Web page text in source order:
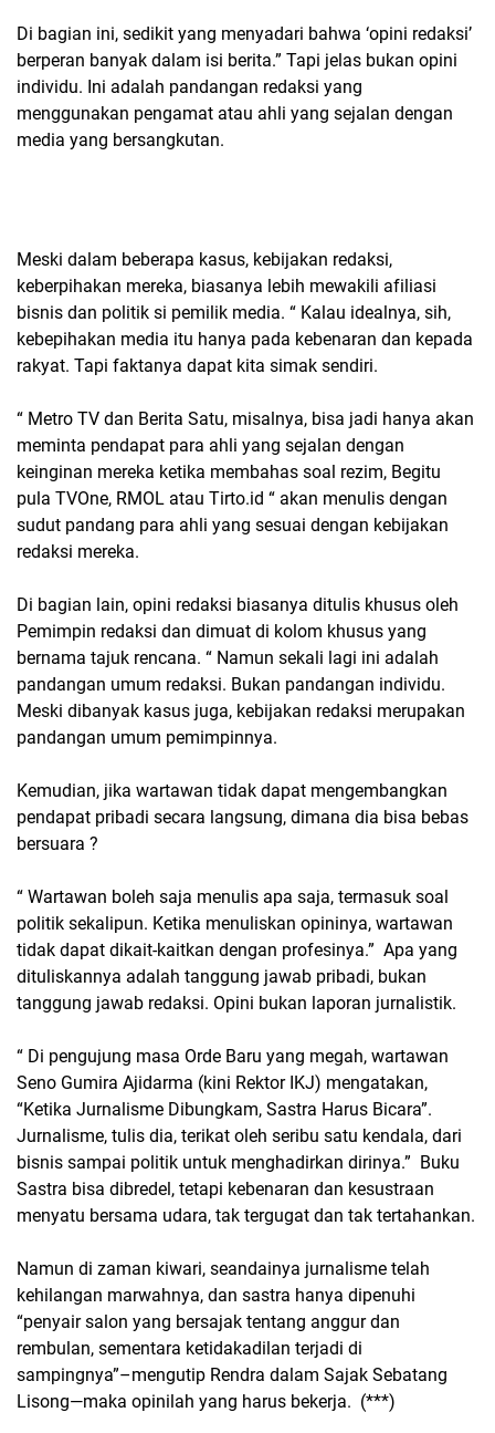
Di bagian ini, sedikit yang menyadari bahwa ‘opini redaksi’
berperan banyak dalam isi berita.” Tapi jelas bukan opini
individu. Ini adalah pandangan redaksi yang
menggunakan pengamat atau ahli yang sejalan dengan
media yang bersangkutan.
Meski dalam beberapa kasus, kebijakan redaksi,
keberpihakan mereka, biasanya lebih mewakili afiliasi
bisnis dan politik si pemilik media. “ Kalau idealnya, sih,
kebepihakan media itu hanya pada kebenaran dan kepada
rakyat. Tapi faktanya dapat kita simak sendiri.
“ Metro TV dan Berita Satu, misalnya, bisa jadi hanya akan
meminta pendapat para ahli yang sejalan dengan
keinginan mereka ketika membahas soal rezim, Begitu
pula TVOne, RMOL atau Tirto.id “ akan menulis dengan
sudut pandang para ahli yang sesuai dengan kebijakan
redaksi mereka.
Di bagian lain, opini redaksi biasanya ditulis khusus oleh
Pemimpin redaksi dan dimuat di kolom khusus yang
bernama tajuk rencana. “ Namun sekali lagi ini adalah
pandangan umum redaksi. Bukan pandangan individu.
Meski dibanyak kasus juga, kebijakan redaksi merupakan
pandangan umum pemimpinnya.
Kemudian, jika wartawan tidak dapat mengembangkan
pendapat pribadi secara langsung, dimana dia bisa bebas
bersuara ?
“ Wartawan boleh saja menulis apa saja, termasuk soal
politik sekalipun. Ketika menuliskan opininya, wartawan
tidak dapat dikait-kaitkan dengan profesinya.” Apa yang
dituliskannya adalah tanggung jawab pribadi, bukan
tanggung jawab redaksi. Opini bukan laporan jurnalistik.
“ Di pengujung masa Orde Baru yang megah, wartawan
Seno Gumira Ajidarma (kini Rektor IKJ) mengatakan,
“Ketika Jurnalisme Dibungkam, Sastra Harus Bicara”.
Jurnalisme, tulis dia, terikat oleh seribu satu kendala, dari
bisnis sampai politik untuk menghadirkan dirinya.” Buku
Sastra bisa dibredel, tetapi kebenaran dan kesustraan
menyatu bersama udara, tak tergugat dan tak tertahankan.
Namun di zaman kiwari, seandainya jurnalisme telah
kehilangan marwahnya, dan sastra hanya dipenuhi
“penyair salon yang bersajak tentang anggur dan
rembulan, sementara ketidakadilan terjadi di
sampingnya”–mengutip Rendra dalam Sajak Sebatang
Lisong—maka opinilah yang harus bekerja. (***)